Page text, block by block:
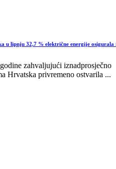
u lipnju 32,7 % električne energije osigurala
zahvaljujući iznadprosječno
Hrvatska privremeno ostvarila ...